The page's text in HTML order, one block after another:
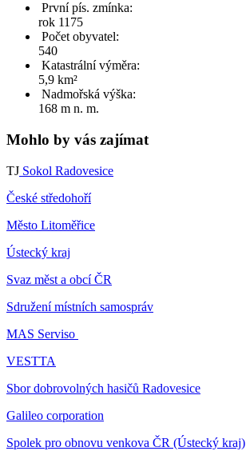
První pís. zmínka:
rok 1175
Počet obyvatel:
540
Katastrální výměra:
5,9 km²
Nadmořská výška:
168 m n. m.
Mohlo by vás zajímat
TJ Sokol Radovesice
České středohoří
Město Litoměřice
Ústecký kraj
Svaz měst a obcí ČR
Sdružení místních samospráv
MAS Serviso
VESTTA
Sbor dobrovolných hasičů Radovesice
Galileo corporation
Spolek pro obnovu venkova ČR (Ústecký kraj)